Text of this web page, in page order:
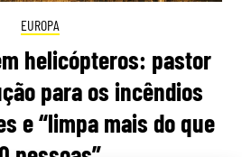
EUROPA
helicópteros: pastor
para os incêndios
e “limpa mais do que